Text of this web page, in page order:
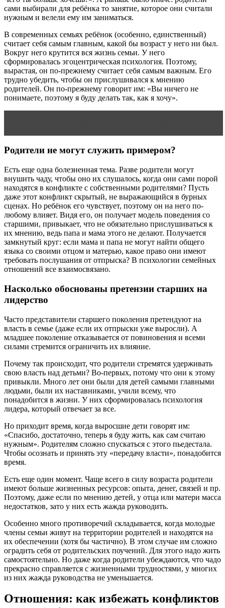
сами выбирали для ребёнка то занятие, которое они считали
нужным и велели ему им заниматься.
В современных семьях ребёнок (особенно, единственный)
считает себя самым главным, какой бы возраст у него ни был.
Вокруг него крутится вся жизнь семьи. У него
сформировалась эгоцентрическая психология. Поэтому,
вырастая, он по-прежнему считает себя самым важным. Его
трудно убедить, чтобы он прислушивался к мнению
родителей. Он по-прежнему говорит им: «Вы ничего не
понимаете, поэтому я буду делать так, как я хочу».
Родители не могут служить примером?
Есть еще одна болезненная тема. Разве родители могут
внушить чаду, чтобы оно их слушалось, когда они сами порой
находятся в конфликте с собственными родителями? Пусть
даже этот конфликт скрытый, не выражающийся в бурных
сценах. Но ребёнок его чувствует, поэтому он на него по-
любому влияет. Видя его, он получает модель поведения со
старшими, привыкает, что не обязательно прислушиваться к
их мнению, ведь папа и мама этого не делают. Получается
замкнутый круг: если мама и папа не могут найти общего
языка со своими отцом и матерью, какое право они имеют
требовать послушания от отпрыска? В психологии семейных
отношений все взаимосвязано.
Насколько обоснованы претензии старших на
лидерство
Часто представители старшего поколения претендуют на
власть в семье (даже если их отпрыски уже выросли). А
младшее поколение отказывается от повиновения и всеми
силами стремится ограничить их влияние.
Почему так происходит, что родители стремятся удерживать
свою власть над детьми? Во-первых, потому что они к этому
привыкли. Много лет они были для детей самыми главными
людьми, были их наставниками, учили всему, что
понадобится в жизни. У них сформировалась психология
лидера, который отвечает за все.
Но приходит время, когда выросшие дети говорят им:
«Спасибо, достаточно, теперь я буду жить, как сам считаю
нужным». Родителям сложно спускаться с этого пьедестала.
Чтобы осознать и принять эту «передачу власти», понадобится
время.
Есть еще один момент. Чаще всего в силу возраста родители
имеют больше жизненных ресурсов: опыта, денег, связей и пр.
Поэтому, даже если по мнению детей, у отца или матери масса
недостатков, зато у них есть жажда руководить.
Особенно много противоречий складывается, когда молодые
члены семьи живут на территории родителей и находятся на
их обеспечении (хотя бы частично). В этом случае им сложно
оградить себя от родительских поучений. Для этого надо жить
самостоятельно. Но даже когда родители убеждаются, что чадо
прекрасно справляется с жизненными трудностями, у многих
из них жажда руководства не уменьшается.
Отношения: как избежать конфликтов